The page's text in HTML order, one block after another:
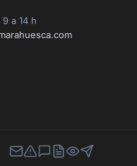
a 14 h
Newsletter
Canal de Denuncias
Buzón de Sugerencias
Perfil Contratante
Ley deContacta